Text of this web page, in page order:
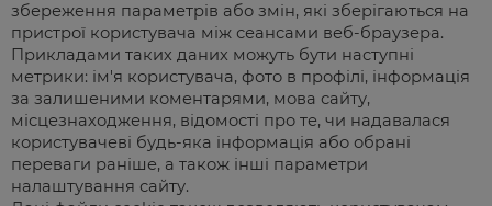
збереження параметрів або змін, які зберігаються на
пристрої користувача між сеансами веб-браузера.
Прикладами таких даних можуть бути наступні
метрики: ім'я користувача, фото в профілі, інформація
за залишеними коментарями, мова сайту,
місцезнаходження, відомості про те, чи надавалася
користувачеві будь-яка інформація або обрані
переваги раніше, а також інші параметри
налаштування сайту.